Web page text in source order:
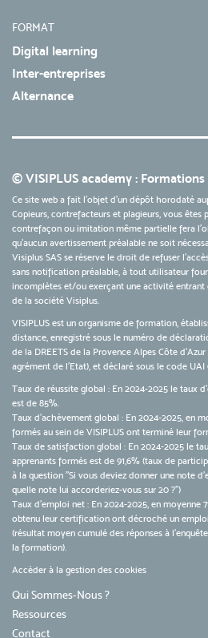
FORMAT
Digital learning
Inter-entreprises
Alternance
© VISIPLUS academy :
Ce site web a fait l'objet d'un dépôt horodaté
Copieurs, contrefacteurs et plagieurs, vous êtes
contrefaçon ou imitation même partielle fera
qu’aucun avertissement préalable ne soit
Visiplus SAS se réserve le droit de refuser
sans notification préalable, à tout utilisateur
incomplètes et/ou exerçant une activité entrant
de la société Visiplus.
VISIPLUS est un organisme de formation,
distance, enregistré sous le numéro de
de la DREETS de la Provence Alpes Côte
agrément de l’Etat), et déclaré sous le code UAI
Taux de réussite global : En 2024-2025 le taux
est de 85%.
Taux d’achèvement global : En 2024-2025, en
formés au sein de VISIPLUS ont terminé leur
Taux de satisfaction global : En 2024-2025 le
apprenants formés est de 91,6% (taux de
à la question "Si vous deviez donner une note
quelle note lui accorderiez-vous sur 20 ?")
Taux d’emploi net : En 2024-2025, en moyenne
obtenu leur certification ont décroché un
(résultat moyen cumulé des réponses à
la formation).
Accéder à la gestion des cookies
Qui Sommes-Nous ?
Ressources
Contact